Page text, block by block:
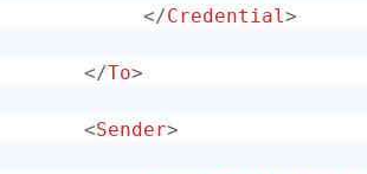
</Credential>
</To>
<Sender>